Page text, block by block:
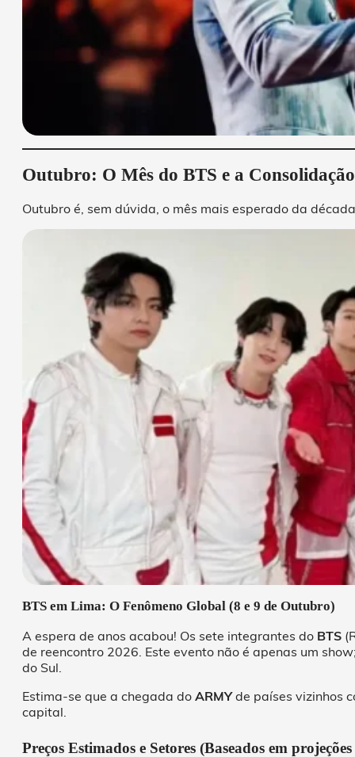
Outubro: O Mês do BTS e a
Outubro é, sem dúvida, o mês mais esperado da
BTS em Lima: O Fenômeno Global (8 e 9 de Outubro)
A espera de anos acabou! Os sete integrantes do BTS
de reencontro 2026. Este evento não é apenas um
do Sul.
Estima-se que a chegada do ARMYde países vizinhos
capital.
Preços Estimados e Setores (Baseados em